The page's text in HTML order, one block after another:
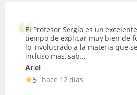
El Profesor Sergio es un
tiempo de explicar muy bien de
lo involucrado a la materia que
incluso mas, sab...
Ariel
5 hace 12 días